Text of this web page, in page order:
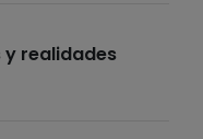
realidades